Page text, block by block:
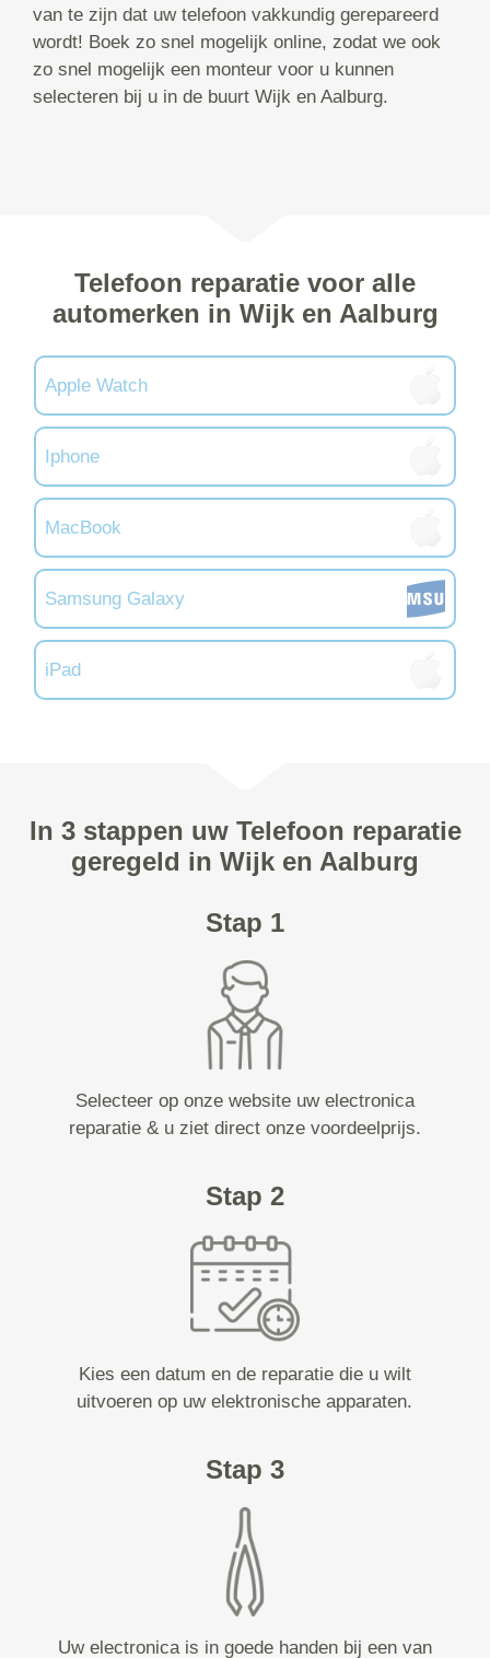
van te zijn dat uw telefoon vakkundig gerepareerd
wordt! Boek zo snel mogelijk online, zodat we ook
zo snel mogelijk een monteur voor u kunnen
selecteren bij u in de buurt Wijk en Aalburg.
Telefoon reparatie voor alle
automerken in Wijk en Aalburg
Apple Watch
Iphone
MacBook
Samsung Galaxy
iPad
In 3 stappen uw Telefoon reparatie
geregeld in Wijk en Aalburg
Stap 1
Selecteer op onze website uw electronica
reparatie & u ziet direct onze voordeelprijs.
Stap 2
Kies een datum en de reparatie die u wilt
uitvoeren op uw elektronische apparaten.
Stap 3
Uw electronica is in goede handen bij een van